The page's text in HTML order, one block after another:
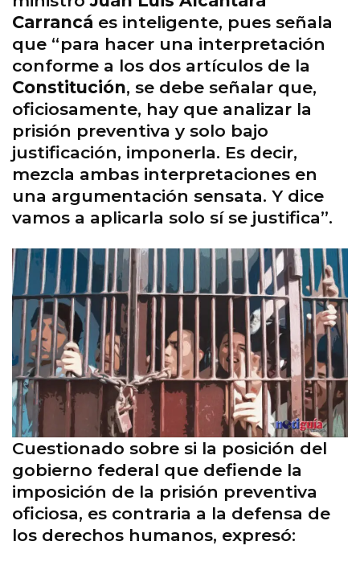
Carrancá es inteligente, pues señala
que “para hacer una interpretación
conforme a los dos artículos de la
Constitución, se debe señalar que,
oficiosamente, hay que analizar la
prisión preventiva y solo bajo
justificación, imponerla. Es decir,
mezcla ambas interpretaciones en
una argumentación sensata. Y dice
vamos a aplicarla solo sí se justifica”.
Cuestionado sobre si la posición del
gobierno federal que defiende la
imposición de la prisión preventiva
oficiosa, es contraria a la defensa de
los derechos humanos, expresó: